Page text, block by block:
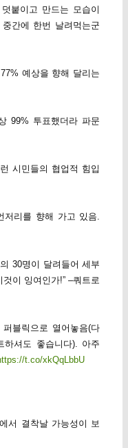
붙이고 만드는 모습이
간에 한번 날려먹는군
예상을 향해 달리는
99% 투표했더라 파문
시민들의 협업적 힘입
리를 향해 가고 있음.
30명이 달려들어 세부
이 잉여인가!” –쿼트로
블릭으로 열어놓음(다
셔도 좋습니다). 아주
t.co/xkQqLbbU
서 결착날 가능성이 보